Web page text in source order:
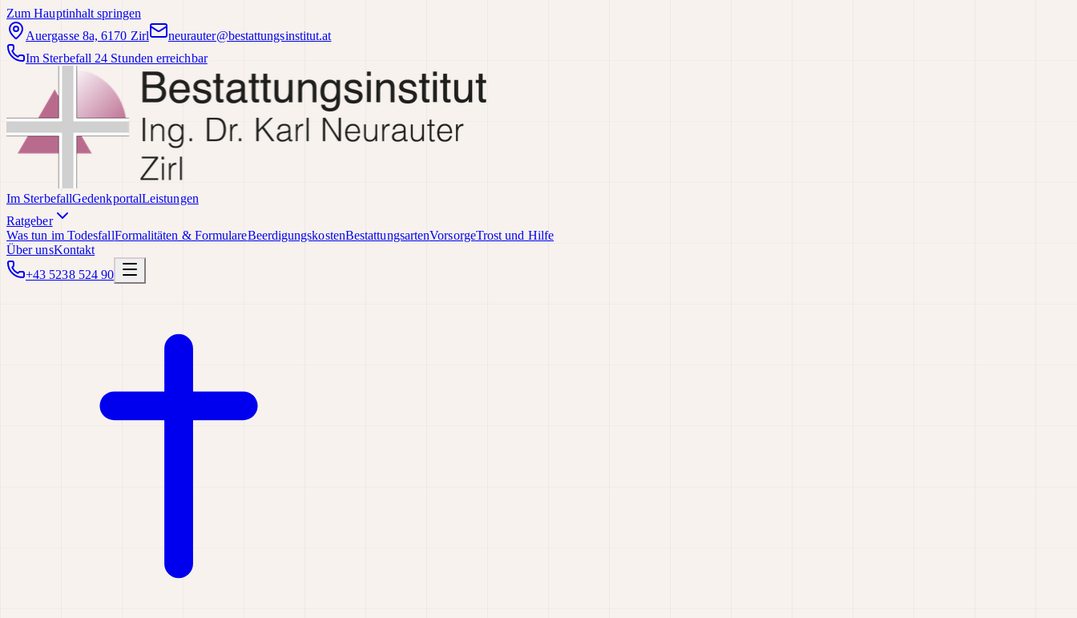
Zum Hauptinhalt springen
Auergasse 8a, 6170 Zirl
neurauter@bestattungsinstitut.at
Im Sterbefall 24 Stunden erreichbar
Im SterbefallGedenkportalLeistungen
Ratgeber
Was tun im TodesfallFormalitäten & FormulareBeerdigungskostenBestattungsartenVorsorgeTrost und Hilfe
Über unsKontakt
+43 5238 524 90